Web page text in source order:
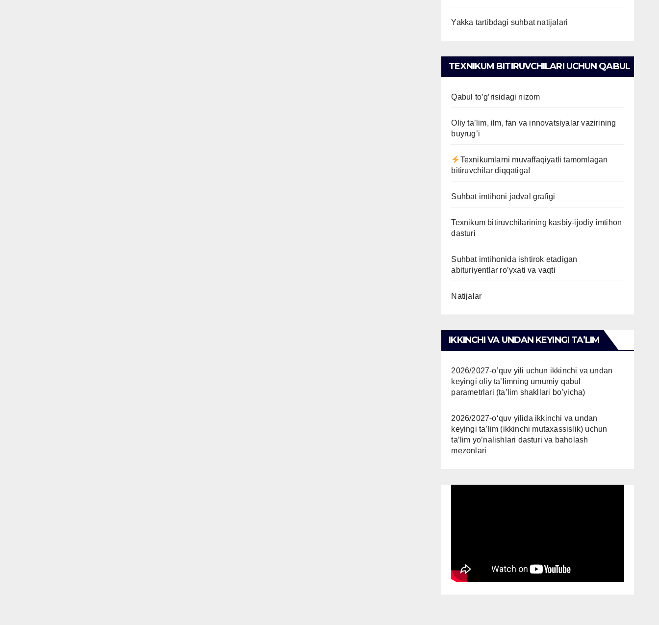
Yakka tartibdagi suhbat natijalari
TEXNIKUM BITIRUVCHILARI UCHUN QABUL
Qabul to’g’risidagi nizom
Oliy ta’lim, ilm, fan va innovatsiyalar vazirining
buyrug’i
Texnikumlarni muvaffaqiyatli tamomlagan
bitiruvchilar diqqatiga!
Suhbat imtihoni jadval grafigi
Texnikum bitiruvchilarining kasbiy-ijodiy imtihon
dasturi
Suhbat imtihonida ishtirok etadigan
abituriyentlar ro’yxati va vaqti
Natijalar
IKKINCHI VA UNDAN KEYINGI TAʼLIM
2026/2027-o’quv yili uchun ikkinchi va undan
keyingi oliy ta’limning umumiy qabul
parametrlari (ta’lim shakllari bo’yicha)
2026/2027-oʻquv yilida ikkinchi va undan
keyingi taʼlim (ikkinchi mutaxassislik) uchun
ta’lim yo’nalishlari dasturi va baholash
mezonlari